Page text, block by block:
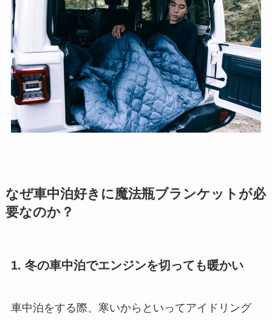
なぜ車中泊好きに魔法瓶ブランケットが必
要なのか？
1. 冬の車中泊でエンジンを切っても暖かい
車中泊をする際、寒いからといってアイドリング